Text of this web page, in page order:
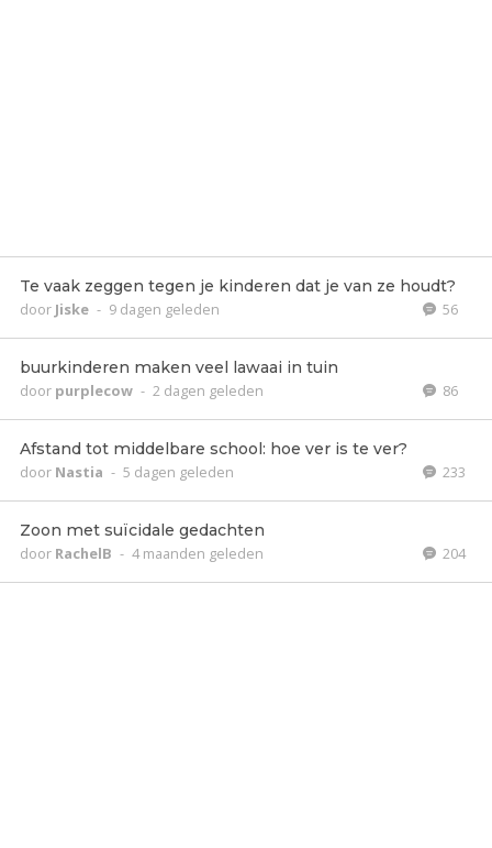
Te vaak zeggen tegen je kinderen dat je van ze houdt?
door Jiske - 9 dagen geleden 56
buurkinderen maken veel lawaai in tuin
door purplecow - 2 dagen geleden 86
Afstand tot middelbare school: hoe ver is te ver?
door Nastia - 5 dagen geleden 233
Zoon met suïcidale gedachten
door RachelB - 4 maanden geleden 204